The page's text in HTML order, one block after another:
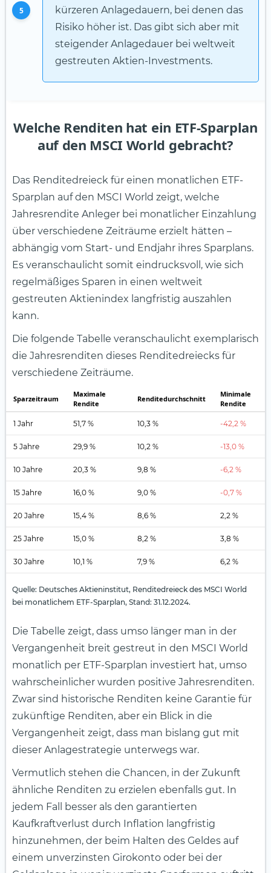
5
kürzeren Anlagedauern, bei denen das
Risiko höher ist. Das gibt sich aber mit
steigender Anlagedauer bei weltweit
gestreuten Aktien-Investments.
Welche Renditen hat ein ETF-Sparplan
auf den MSCI World gebracht?
Das Renditedreieck für einen monatlichen ETF-
Sparplan auf den MSCI World zeigt, welche
Jahresrendite Anleger bei monatlicher Einzahlung
über verschiedene Zeiträume erzielt hätten –
abhängig vom Start- und Endjahr ihres Sparplans.
Es veranschaulicht somit eindrucksvoll, wie sich
regelmäßiges Sparen in einen weltweit
gestreuten Aktienindex langfristig auszahlen
kann.
Die folgende Tabelle veranschaulicht exemplarisch
die Jahresrenditen dieses Renditedreiecks für
verschiedene Zeiträume.
Sparzeitraum
Maximale
Rendite
Renditedurchschnitt
Minimale
Rendite
1 Jahr 51,7 % 10,3 % -42,2 %
5 Jahre 29,9 % 10,2 % -13,0 %
10 Jahre 20,3 % 9,8 % -6,2 %
15 Jahre 16,0 % 9,0 % -0,7 %
20 Jahre 15,4 % 8,6 % 2,2 %
25 Jahre 15,0 % 8,2 % 3,8 %
30 Jahre 10,1 % 7,9 % 6,2 %
Quelle: Deutsches Aktieninstitut, Renditedreieck des MSCI World
bei monatlichem ETF-Sparplan, Stand: 31.12.2024.
Die Tabelle zeigt, dass umso länger man in der
Vergangenheit breit gestreut in den MSCI World
monatlich per ETF-Sparplan investiert hat, umso
wahrscheinlicher wurden positive Jahresrenditen.
Zwar sind historische Renditen keine Garantie für
zukünftige Renditen, aber ein Blick in die
Vergangenheit zeigt, dass man bislang gut mit
dieser Anlagestrategie unterwegs war.
Vermutlich stehen die Chancen, in der Zukunft
ähnliche Renditen zu erzielen ebenfalls gut. In
jedem Fall besser als den garantierten
Kaufkraftverlust durch Inflation langfristig
hinzunehmen, der beim Halten des Geldes auf
einem unverzinsten Girokonto oder bei der